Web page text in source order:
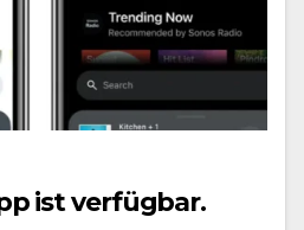
ist verfügbar.